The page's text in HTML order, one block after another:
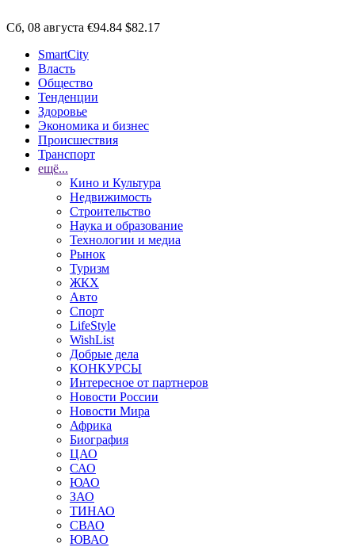
Сб, 08 августа €94.84 $82.17
SmartCity
Власть
Общество
Тенденции
Здоровье
Экономика и бизнес
Происшествия
Транспорт
ещё...
Кино и Культура
Недвижимость
Строительство
Наука и образование
Технологии и медиа
Рынок
Туризм
ЖКХ
Авто
Спорт
LifeStyle
WishList
Добрые дела
КОНКУРСЫ
Интересное от партнеров
Новости России
Новости Мира
Африка
Биография
ЦАО
САО
ЮАО
ЗАО
ТИНАО
СВАО
ЮВАО